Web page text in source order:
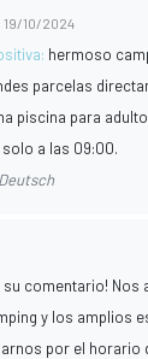
19/10/2024
hermoso
parcelas
piscina para
a las 09:00.
su comentario! Nos
y los amplios
por el horario